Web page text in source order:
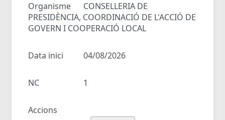
Organisme
CONSELLERIA DE
PRESIDÈNCIA, COORDINACIÓ DE L'ACCIÓ DE
GOVERN I COOPERACIÓ LOCAL
Data inici 04/08/2026
NC 1
Accions